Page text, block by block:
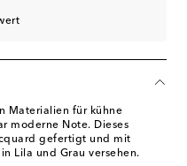
Materialien für kühne
moderne Note. Dieses
gefertigt und mit
Lila und Grau versehen.